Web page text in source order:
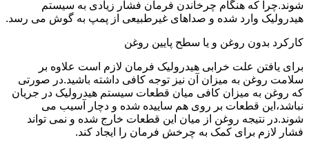
شوند.چرا که هنگام چرخاندن فرمان فشار زیادی به سیستم
هیدرولیک وارد شده و صداهای غیرطبیعی از پمپ به گوش می رسد.
کارکرد بدون روغن و یا سطح پایین روغن
برای یافتن علت خرابی هیدرولیک فرمان لازم است علاوه بر
سلامت روغن به میزان آن نیز توجه کافی داشته باشید.در صورتی
که روغن به میزان کافی میان قطعات سیستم هیدرولیک در جریان
نباشد،این قطعات بر روی هم ساییده شده و دچار آسیب می
شوند.در نتیجه روغن از میان این قطعات خارج شده و نمی تواند
فشار لازم برای کمک به چرخش فرمان را ایجاد کند.